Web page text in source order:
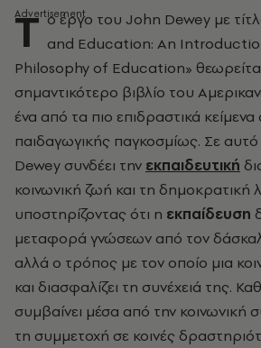
Τ ο έργο του John Dewey με
and Education: An
Philosophy of Education»
σημαντικότερο βιβλίο του
ένα από τα πιο επιδραστικά κείμενα
παιδαγωγικής παγκοσμίως. Σε αυτό
Dewey συνδέει την εκπαιδευτική
κοινωνική ζωή και τη δημοκρατική
υποστηρίζοντας ότι η εκπαίδευση
μεταφορά γνώσεων από τον
αλλά ο τρόπος με τον οποίο μια
και διασφαλίζει τη συνέχειά της.
συμβαίνει μέσα από την κοινωνική
τη συμμετοχή σε κοινές